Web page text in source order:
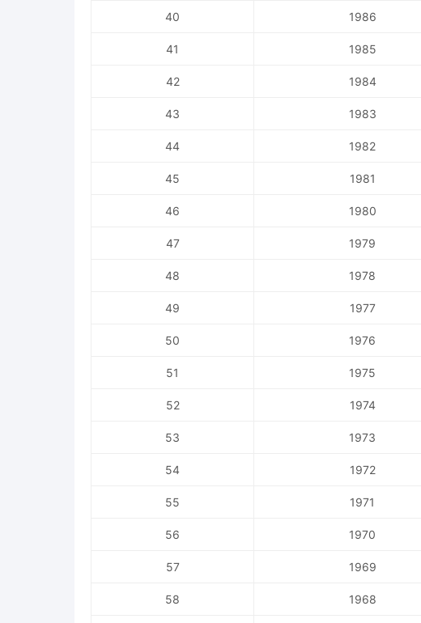
40 1986
41 1985
42 1984
43 1983
44 1982
45 1981
46 1980
47 1979
48 1978
49 1977
50 1976
51 1975
52 1974
53 1973
54 1972
55 1971
56 1970
57 1969
58 1968